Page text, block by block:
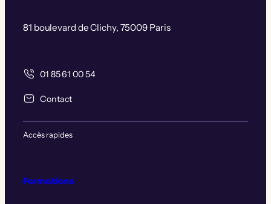
81 boulevard de Clichy, 75009 Paris
01 85 61 00 54
Contact
Accès rapides
Formations